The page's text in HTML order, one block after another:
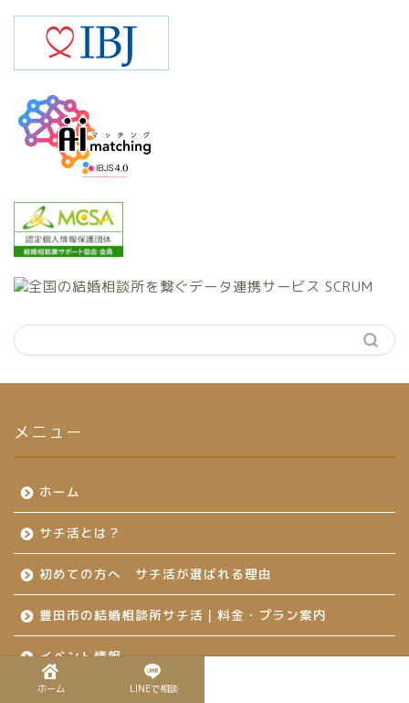
メニュー
ホーム
サチ活とは？
初めての方へ サチ活が選ばれる理由
豊田市の結婚相談所サチ活｜料金・プラン案内
イベント情報
ご成婚までの流れ
ホーム LINEで相談